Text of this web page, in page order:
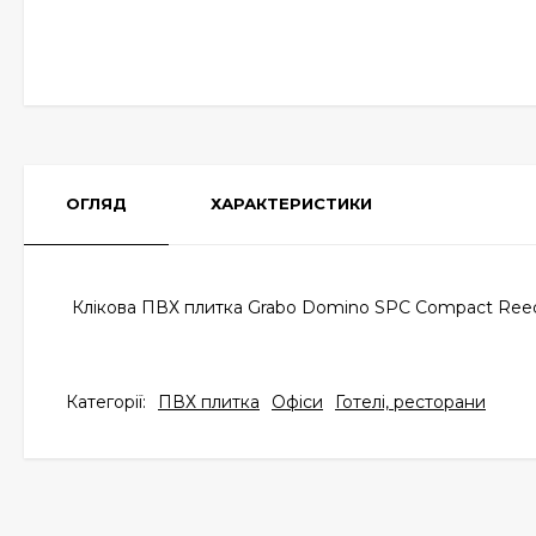
ОГЛЯД ХАРАКТЕРИСТИКИ
Клікова ПВХ плитка Grabo Domino SPC Compact
Категорії: ПВХ плитка Офіси Готелі, ресторани